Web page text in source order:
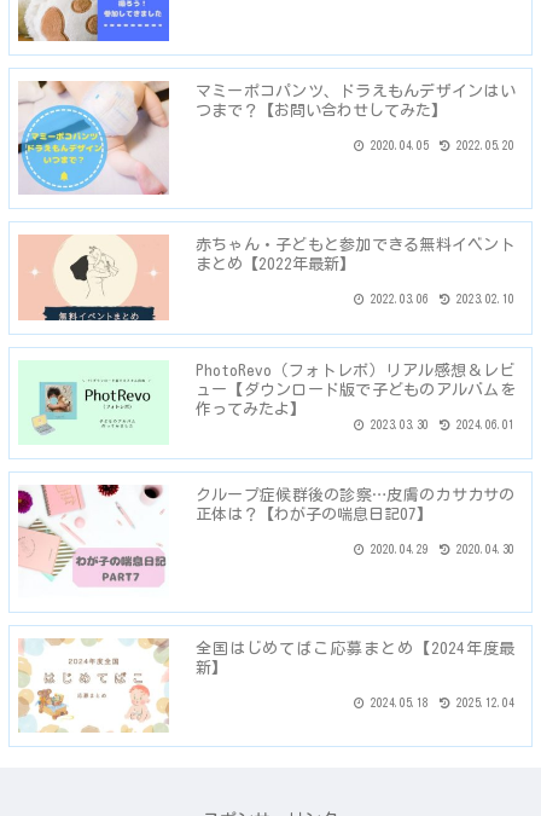
マミーポコパンツ、ドラえもんデザインはい
つまで？【お問い合わせしてみた】
2020.04.05 2022.05.20
赤ちゃん・子どもと参加できる無料イベント
まとめ【2022年最新】
2022.03.06 2023.02.10
PhotoRevo（フォトレボ）リアル感想＆レビ
ュー【ダウンロード版で子どものアルバムを
作ってみたよ】
2023.03.30 2024.06.01
クループ症候群後の診察…皮膚のカサカサの
正体は？【わが子の喘息日記07】
2020.04.29 2020.04.30
全国はじめてばこ応募まとめ【2024年度最
新】
2024.05.18 2025.12.04